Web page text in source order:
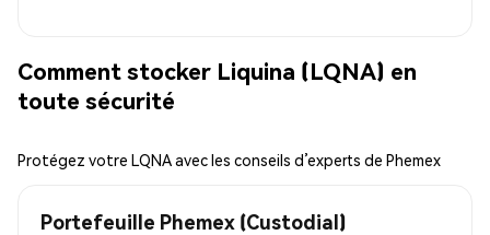
Comment stocker Liquina (LQNA) en
toute sécurité
Protégez votre LQNA avec les conseils d’experts de Phemex
Portefeuille Phemex (Custodial)